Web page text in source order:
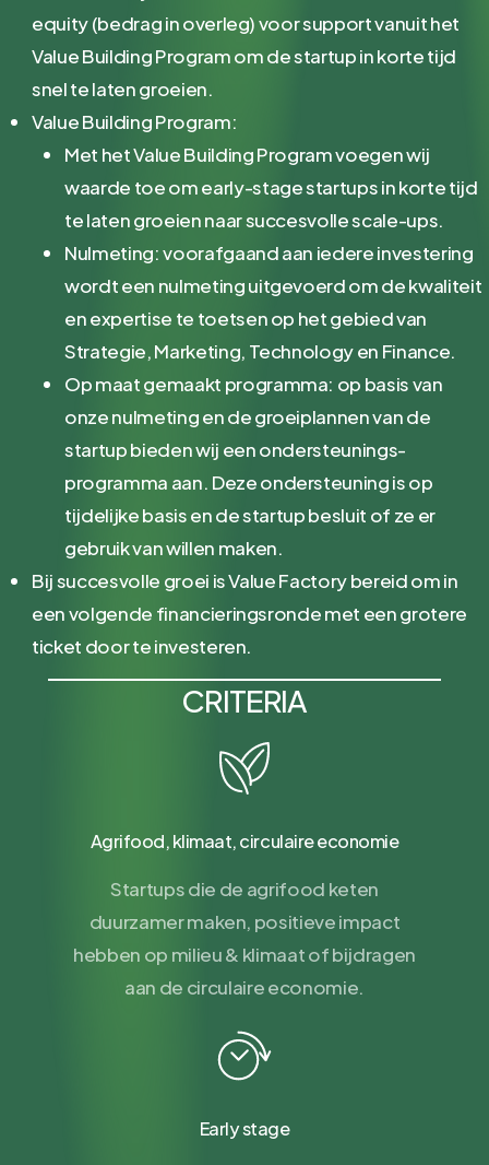
equity (bedrag in overleg) voor support vanuit het
Value Building Program om de startup in korte tijd
snel te laten groeien.
Value Building Program:
Met het Value Building Program voegen wij
waarde toe om early-stage startups in korte tijd
te laten groeien naar succesvolle scale-ups.
Nulmeting: voorafgaand aan iedere investering
wordt een nulmeting uitgevoerd om de kwaliteit
en expertise te toetsen op het gebied van
Strategie, Marketing, Technology en Finance.
Op maat gemaakt programma: op basis van
onze nulmeting en de groeiplannen van de
startup bieden wij een ondersteunings-
programma aan. Deze ondersteuning is op
tijdelijke basis en de startup besluit of ze er
gebruik van willen maken.
Bij succesvolle groei is Value Factory bereid om in
een volgende financieringsronde met een grotere
ticket door te investeren.
CRITERIA
Agrifood, klimaat, circulaire economie
Startups die de agrifood keten
duurzamer maken, positieve impact
hebben op milieu & klimaat of bijdragen
aan de circulaire economie.
Early stage